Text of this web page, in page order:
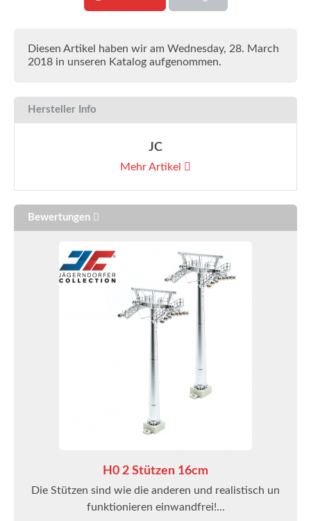
Diesen Artikel haben wir am Wednesday, 28. March
2018 in unseren Katalog aufgenommen.
Hersteller Info
JC
Mehr Artikel
Bewertungen
H0 2 Stützen 16cm
Die Stützen sind wie die anderen und realistisch un
funktionieren einwandfrei!...